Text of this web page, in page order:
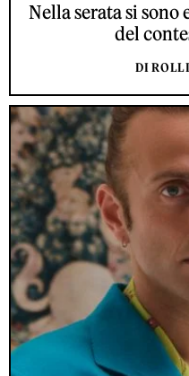
Nella serata si
del
DI